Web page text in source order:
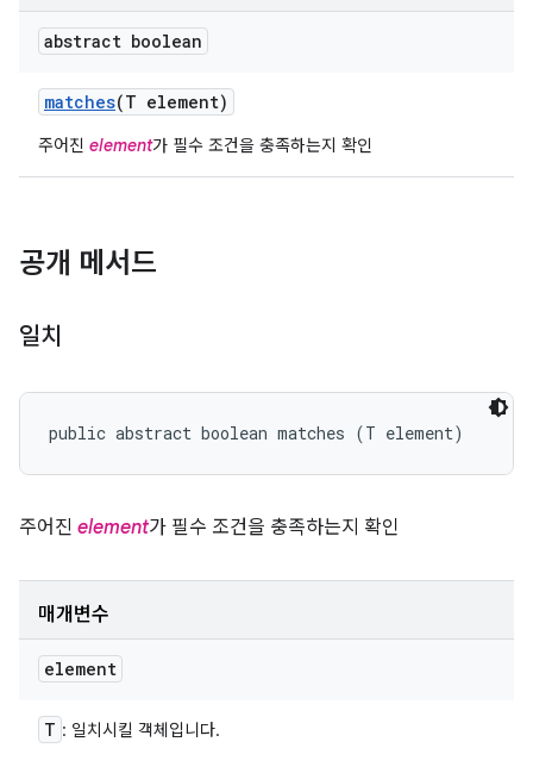
abstract boolean
matches(T element)
주어진 element가 필수 조건을 충족하는지 확인
공개 메서드
일치
public abstract boolean matches (T element)
주어진 element가 필수 조건을 충족하는지 확인
매개변수
element
T : 일치시킬 객체입니다.